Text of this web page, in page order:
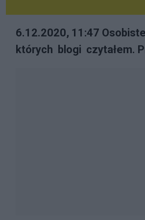
6.12.2020, 11:47
których blogi czytałem.